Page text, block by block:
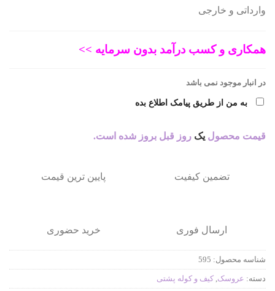
وارداتی و خارجی
همکاری و کسب درآمد بدون سرمایه >>
در انبار موجود نمی باشد
به من از طریق پیامک اطلاع بده
قیمت محصول یک روز قبل بروز شده است.
تضمین کیفیت پایین ترین قیمت
ارسال فوری خرید حضوری
شناسه محصول: 595
دسته: عروسک, کیف و کوله پشتی